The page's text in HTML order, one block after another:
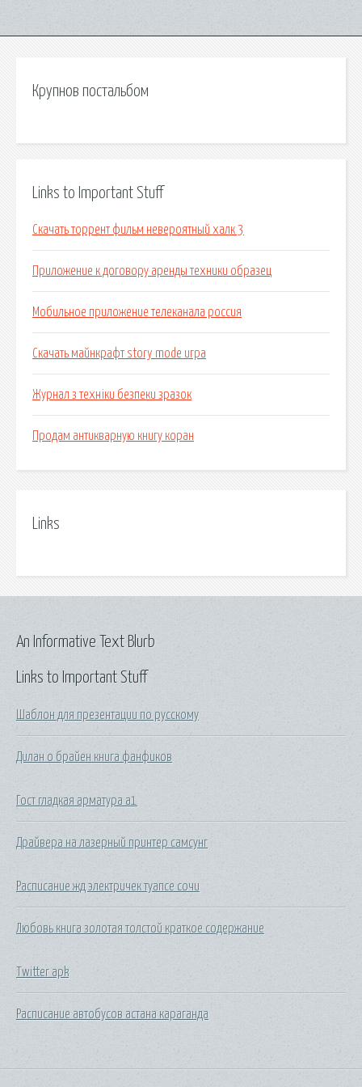
Крупнов постальбом
Links to Important Stuff
Скачать торрент фильм невероятный халк 3
Приложение к договору аренды техники образец
Мобильное приложение телеканала россия
Скачать майнкрафт story mode игра
Журнал з техніки безпеки зразок
Продам антикварную книгу коран
Links
Links to Important Stuff
Шаблон для презентации по русскому
Дилан о брайен книга фанфиков
Гост гладкая арматура а1
Драйвера на лазерный принтер самсунг
Расписание жд электричек туапсе сочи
Любовь книга золотая толстой краткое содержание
Twitter apk
Расписание автобусов астана караганда
An Informative Text Blurb